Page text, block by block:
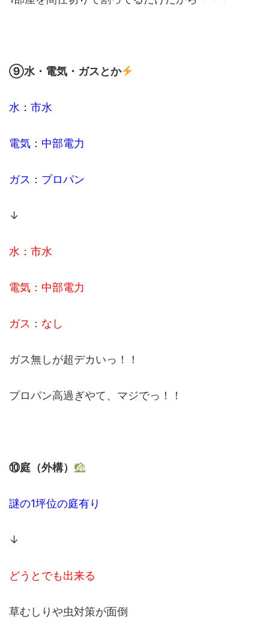
⑨水・電気・ガスとか
水：市水
電気：中部電力
ガス：プロパン
↓
水：市水
電気：中部電力
ガス：なし
ガス無しが超デカいっ！！
プロパン高過ぎやて、マジでっ！！
⑩庭（外構）
謎の1坪位の庭有り
↓
どうとでも出来る
草むしりや虫対策が面倒